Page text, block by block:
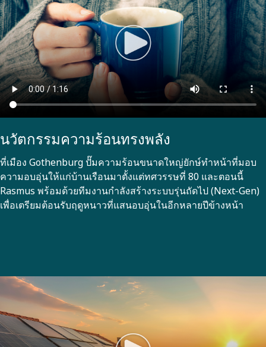
นวัตกรรมความร้อนทรงพลัง
ที่เมือง Gothenburg ปั๊มความร้อนขนาดใหญ่ยักษ์ทำหน้าที่มอบ
ความอบอุ่นให้แก่บ้านเรือนมาตั้งแต่ทศวรรษที่ 80 และตอนนี้
Rasmus พร้อมด้วยทีมงานกำลังสร้างระบบรุ่นถัดไป (Next-Gen)
เพื่อเตรียมต้อนรับฤดูหนาวที่แสนอบอุ่นในอีกหลายปีข้างหน้า